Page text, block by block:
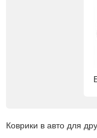
Коврики в авто для